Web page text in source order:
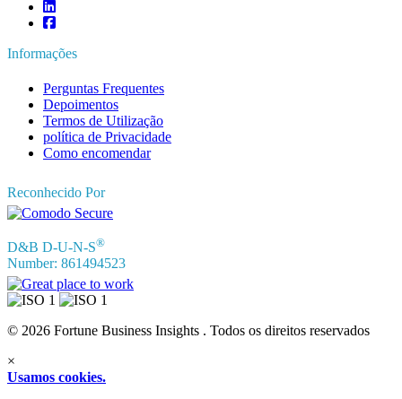
Informações
Perguntas Frequentes
Depoimentos
Termos de Utilização
política de Privacidade
Como encomendar
Reconhecido Por
D&B D-U-N-S®
Number: 861494523
© 2026 Fortune Business Insights . Todos os direitos reservados
×
Usamos cookies.